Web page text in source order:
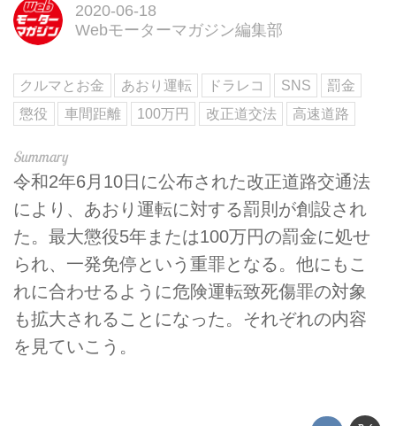
2020-06-18
Webモーターマガジン編集部
クルマとお金 あおり運転 ドラレコ SNS
罰金
懲役
車間距離 100万円 改正道交法 高速道路
令和2年6月10日に公布された改正道路交通法
により、あおり運転に対する罰則が創設され
た。最大懲役5年または100万円の罰金に処せ
られ、一発免停という重罪となる。他にもこ
れに合わせるように危険運転致死傷罪の対象
も拡大されることになった。それぞれの内容
を見ていこう。